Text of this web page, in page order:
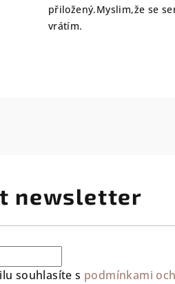
přiložený.Myslim,že se
vrátím.
newsletter
souhlasíte s podmínkami